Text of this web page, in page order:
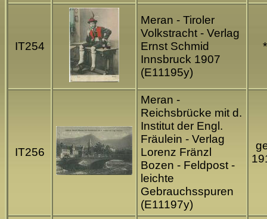
IT254
Meran - Tiroler
Volkstracht - Verlag
Ernst Schmid
Innsbruck 1907
(E11195y)
*
IT256
Meran -
Reichsbrücke mit d.
Institut der Engl.
Fräulein - Verlag
Lorenz Fränzl
Bozen - Feldpost -
leichte
Gebrauchsspuren
(E11197y)